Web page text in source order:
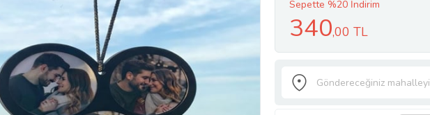
Sepette %20 İndirim
340,00 TL